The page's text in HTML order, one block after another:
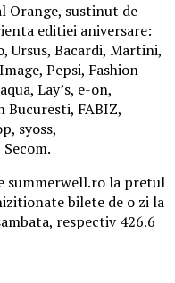
Orange, sustinut de
editiei aniversare:
Ursus, Bacardi, Martini,
Pepsi, Fashion
Lay’s, e-on,
Bucuresti, FABIZ,
syoss,
summerwell.ro la pretul
bilete de o zi la
respectiv 426.6